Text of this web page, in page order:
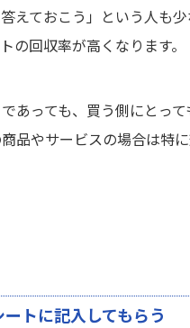
えておこう」という人も
の回収率が高くなります。
あっても、買う側にとっ
品やサービスの場合は特
トに記入してもらう